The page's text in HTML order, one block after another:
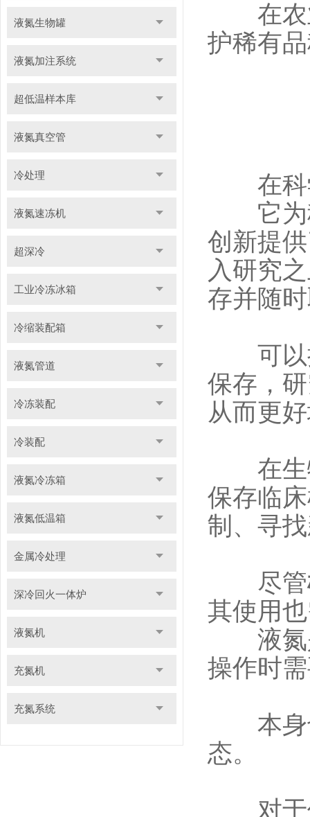
液氮生物罐
液氮加注系统
超低温样本库
液氮真空管
冷处理
液氮速冻机
超深冷
工业冷冻冰箱
冷缩装配箱
液氮管道
冷冻装配
冷装配
液氮冷冻箱
液氮低温箱
金属冷处理
深冷回火一体炉
液氮机
充氮机
充氮系统
在农业
护稀有
在科
它为科
创新提
入研究
存并随
可以扩
保存，
从而更
在生物
保存临
制、寻
尽管
其使用
液氮是
操作时
本身也
态。
对于保